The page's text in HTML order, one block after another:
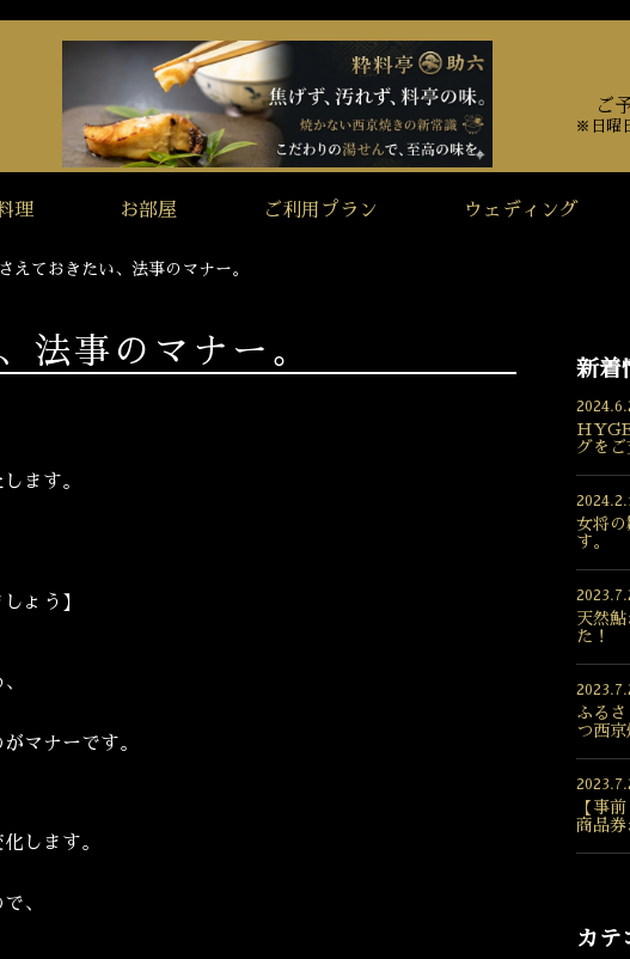
ご
※日曜
理 お部屋 ご利用プラン ウェディング
えておきたい、法事のマナー。
法事のマナー。
ます。
ょう】
マナーです。
します。
、
新着
グをご
女将の
す。
天然
た！
ふる
つ西
【事
商品券
カテ